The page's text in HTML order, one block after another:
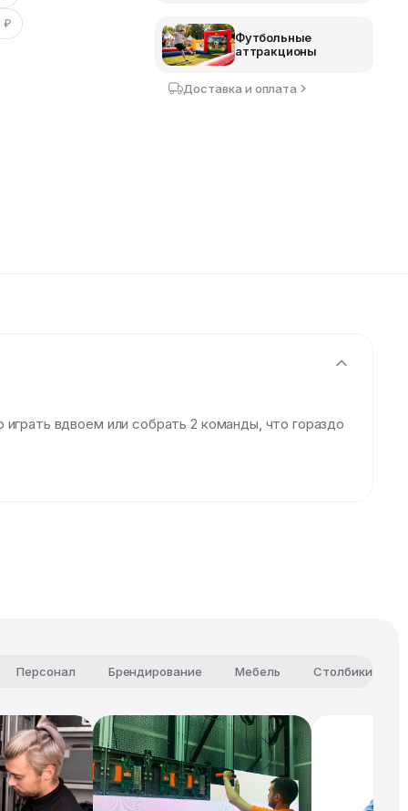
₽
Футбольные
аттракционы
Доставка и оплата
вдвоем или собрать 2 команды, что гораздо
Персонал Брендирование Мебель Столбики